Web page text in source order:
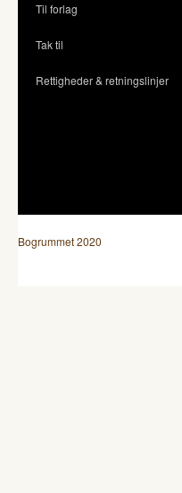
Til forlag
Tak til
Rettigheder & retningslinjer
Bogrummet 2020